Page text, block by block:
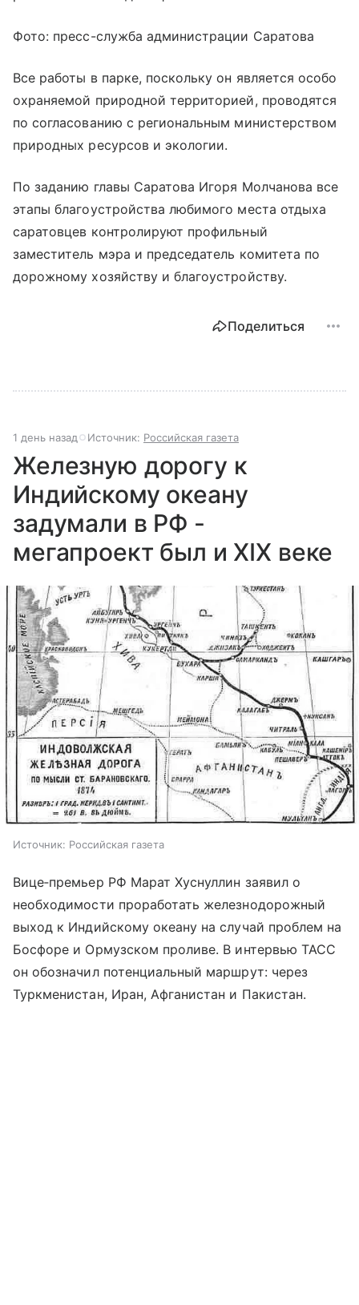
Фото: пресс-служба администрации Саратова
Все работы в парке, поскольку он является особо
охраняемой природной территорией, проводятся
по согласованию с региональным министерством
природных ресурсов и экологии.
По заданию главы Саратова Игоря Молчанова все
этапы благоустройства любимого места отдыха
саратовцев контролируют профильный
заместитель мэра и председатель комитета по
дорожному хозяйству и благоустройству.
Поделиться
1 день назад Источник: Российская газета
Железную дорогу к
Индийскому океану
задумали в РФ -
мегапроект был и XIX веке
Источник: Российская газета
Вице‑премьер РФ Марат Хуснуллин заявил о
необходимости проработать железнодорожный
выход к Индийскому океану на случай проблем на
Босфоре и Ормузском проливе. В интервью ТАСС
он обозначил потенциальный маршрут: через
Туркменистан, Иран, Афганистан и Пакистан.